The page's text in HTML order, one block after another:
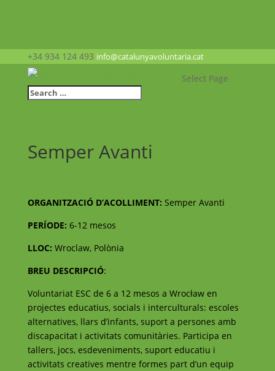
+34 934 124 493 info@catalunyavoluntaria.cat
Select Page
Semper Avanti
ORGANITZACIÓ D’ACOLLIMENT: Semper Avanti
PERÍODE: 6-12 mesos
LLOC: Wroclaw, Polònia
BREU DESCRIPCIÓ:
Voluntariat ESC de 6 a 12 mesos a Wrocław en
projectes educatius, socials i interculturals: escoles
alternatives, llars d’infants, suport a persones amb
discapacitat i activitats comunitàries. Participa en
tallers, jocs, esdeveniments, suport educatiu i
activitats creatives mentre formes part d’un equip